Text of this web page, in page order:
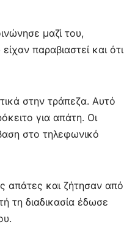
μαζί του,
παραβιαστεί και ότι
στην τράπεζα. Αυτό
για απάτη. Οι
στο τηλεφωνικό
απάτες και ζήτησαν από
τη διαδικασία έδωσε